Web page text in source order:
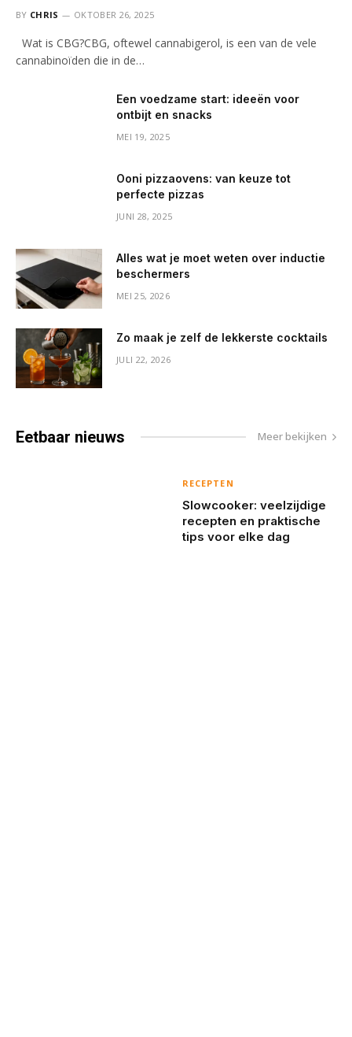
BY CHRIS OKTOBER 26, 2025
Wat is CBG?CBG, oftewel cannabigerol, is een van de vele
cannabinoïden die in de…
Een voedzame start: ideeën voor
ontbijt en snacks
MEI 19, 2025
Ooni pizzaovens: van keuze tot
perfecte pizzas
JUNI 28, 2025
Alles wat je moet weten over inductie
beschermers
MEI 25, 2026
Zo maak je zelf de lekkerste cocktails
JULI 22, 2026
Eetbaar nieuws Meer bekijken
RECEPTEN
Slowcooker: veelzijdige
recepten en praktische
tips voor elke dag